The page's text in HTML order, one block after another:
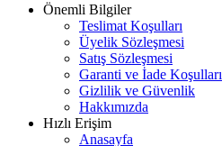
Önemli Bilgiler
Teslimat Koşulları
Üyelik Sözleşmesi
Satış Sözleşmesi
Garanti ve İade Koşulları
Gizlilik ve Güvenlik
Hakkımızda
Hızlı Erişim
Anasayfa